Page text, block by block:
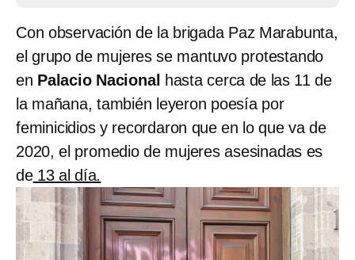
Con observación de la brigada Paz Marabunta,
el grupo de mujeres se mantuvo protestando
en Palacio Nacional hasta cerca de las 11 de
la mañana, también leyeron poesía por
feminicidios y recordaron que en lo que va de
2020, el promedio de mujeres asesinadas es
de13 al día.